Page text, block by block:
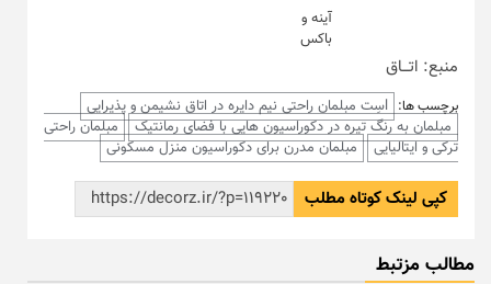
آینه و
باکس
منبع: اتـــاق
برچسب ها: lسِت مبلمان راحتی نیم دایره در اتاق نشیمن و پذیرایی
مبلمان به رنگ تیره در دکوراسیون هایی با فضای رمانتیک
مبلمان راحتی
ترکی و ایتالیایی
مبلمان مدرن برای دکوراسیون منزل مسکونی
کپی لینک کوتاه مطلب
مطالب مزتبط